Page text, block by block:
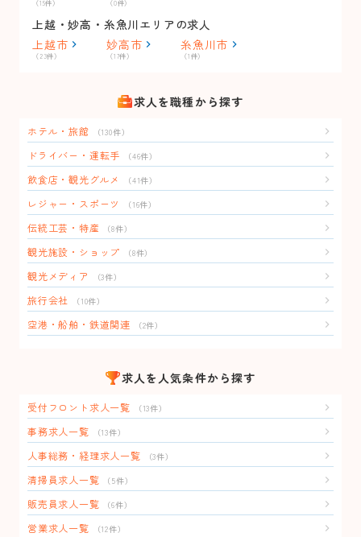
（15件） （0件）
上越・妙高・糸魚川エリアの求人
上越市
（23件）
妙高市
（17件）
糸魚川市
（1件）
求人を職種から探す
ホテル・旅館 （130件）
ドライバー・運転手 （46件）
飲食店・観光グルメ （41件）
レジャー・スポーツ （16件）
伝統工芸・特産 （8件）
観光施設・ショップ （8件）
観光メディア （3件）
旅行会社 （10件）
空港・船舶・鉄道関連 （2件）
求人を人気条件から探す
受付フロント求人一覧 （13件）
事務求人一覧 （13件）
人事総務・経理求人一覧 （3件）
清掃員求人一覧 （5件）
販売員求人一覧 （6件）
営業求人一覧 （12件）